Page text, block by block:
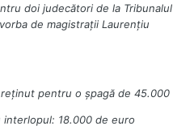
doi judecători de la Tribunalul
de magistraţii Laurenţiu
pentru o şpagă de 45.000
18.000 de euro